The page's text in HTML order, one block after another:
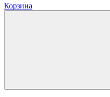
Корзина